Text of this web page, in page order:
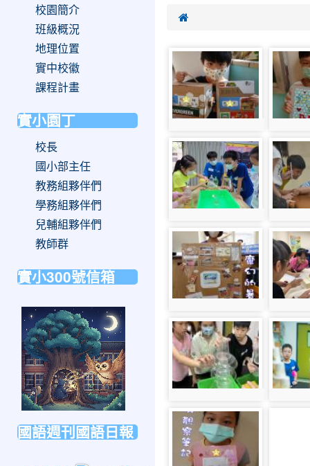

217
photo-
206
photo-
342
photo-
452
photo-
245
photo-
151
photo-
517
photo-
479
photo-
248
校園簡介
班級概況
地理位置
實中校徽
課程計畫
實小園丁
校長
國小部主任
教務組夥伴們
學務組夥伴們
兒輔組夥伴們
教師群
實小300號信箱
https://forms.gle/sb6qss7apF2uRjVc7
國語週刊國語日報